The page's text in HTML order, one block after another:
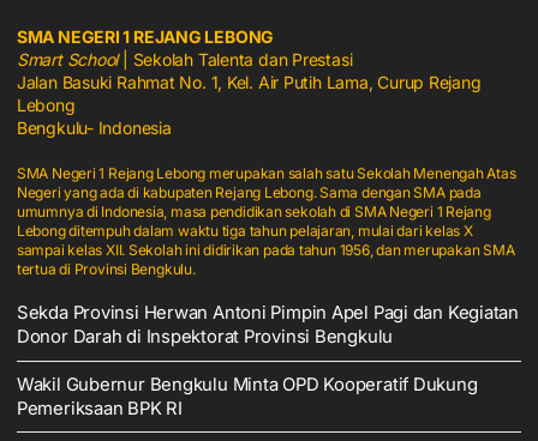
SMA NEGERI 1 REJANG LEBONG
Smart School| Sekolah Talenta dan Prestasi
Jalan Basuki Rahmat No. 1, Kel. Air Putih Lama, Curup Rejang
Lebong
Bengkulu- Indonesia
SMA Negeri 1 Rejang Lebong merupakan salah satu Sekolah Menengah Atas
Negeri yang ada di kabupaten Rejang Lebong. Sama dengan SMA pada
umumnya di Indonesia, masa pendidikan sekolah di SMA Negeri 1 Rejang
Lebong ditempuh dalam waktu tiga tahun pelajaran, mulai dari kelas X
sampai kelas XII. Sekolah ini didirikan pada tahun 1956, dan merupakan SMA
tertua di Provinsi Bengkulu.
Sekda Provinsi Herwan Antoni Pimpin Apel Pagi dan Kegiatan
Donor Darah di Inspektorat Provinsi Bengkulu
Wakil Gubernur Bengkulu Minta OPD Kooperatif Dukung
Pemeriksaan BPK RI